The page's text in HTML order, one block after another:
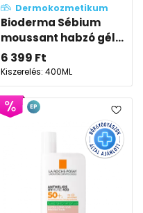
Dermokozmetikum
Bioderma Sébium
moussant habzó gél...
6 399 Ft
Kiszerelés: 400ML
EP